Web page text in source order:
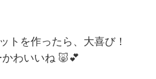
を作ったら、大喜び！
わいいね 🐷💕